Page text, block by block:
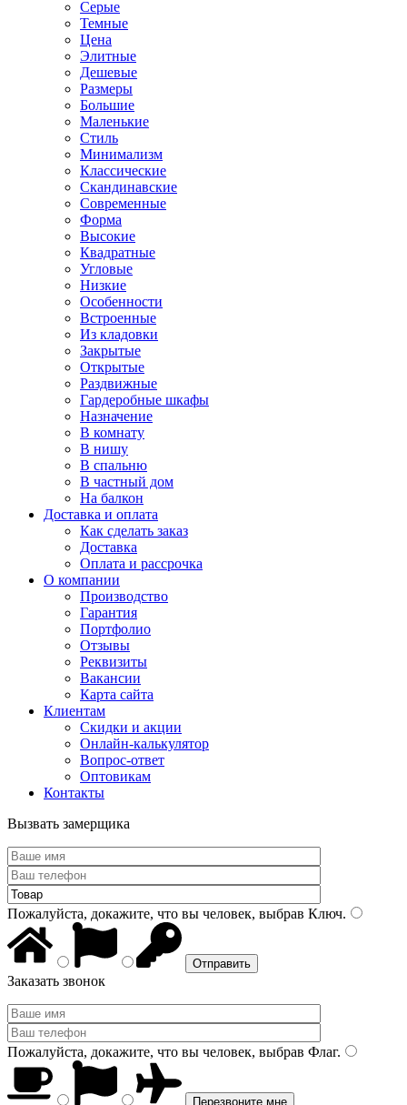
Серые
Темные
Цена
Элитные
Дешевые
Размеры
Большие
Маленькие
Стиль
Минимализм
Классические
Скандинавские
Современные
Форма
Высокие
Квадратные
Угловые
Низкие
Особенности
Встроенные
Из кладовки
Закрытые
Открытые
Раздвижные
Гардеробные шкафы
Назначение
В комнату
В нишу
В спальню
В частный дом
На балкон
Доставка и оплата
Как сделать заказ
Доставка
Оплата и рассрочка
О компании
Производство
Гарантия
Портфолио
Отзывы
Реквизиты
Вакансии
Карта сайта
Клиентам
Скидки и акции
Онлайн-калькулятор
Вопрос-ответ
Оптовикам
Контакты
Вызвать замерщика
Пожалуйста, докажите, что вы человек, выбрав Ключ.
Заказать звонок
Пожалуйста, докажите, что вы человек, выбрав Флаг.